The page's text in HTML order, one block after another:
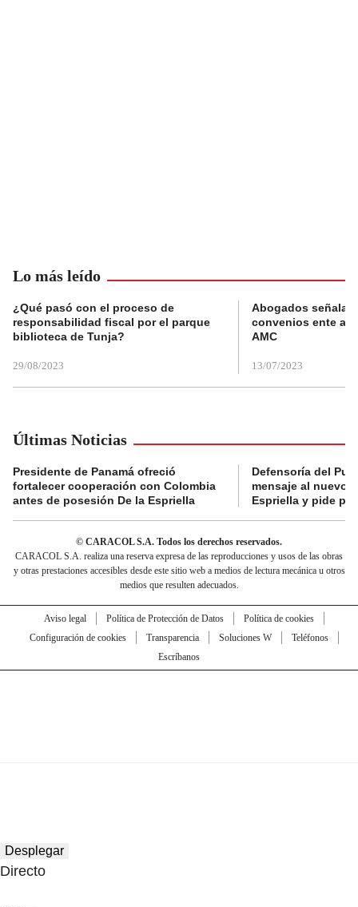
Lo más leído
¿Qué pasó con el proceso de
responsabilidad fiscal por el parque
biblioteca de Tunja?
29/08/2023
Abogados
convenios ente
AMC
13/07/2023
Últimas Noticias
Presidente de Panamá ofreció
fortalecer cooperación con Colombia
antes de posesión De la Espriella
Defensoría del
mensaje al nuevo
Espriella y pide
© CARACOL S.A. Todos los derechos reservados.
CARACOL S.A. realiza una reserva expresa de las reproducciones y usos de las obras
y otras prestaciones accesibles desde este sitio web a medios de lectura mecánica u otros
medios que resulten adecuados.
Aviso legal Política de Protección de Datos
Política de cookies
Configuración de cookies
Transparencia Soluciones W
Teléfonos
Escríbanos
Desplegar
Directo